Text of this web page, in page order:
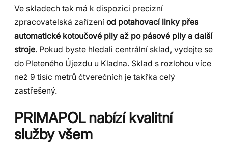
Ve skladech tak má k dispozici precizní
zpracovatelská zařízení od potahovací linky přes
automatické kotoučové pily až po pásové pily a další
stroje. Pokud byste hledali centrální sklad, vydejte se
do Pleteného Újezdu u Kladna. Sklad s rozlohou více
než 9 tisíc metrů čtverečních je takřka celý
zastřešený.
PRIMAPOL nabízí kvalitní
služby všem